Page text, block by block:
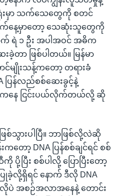
းမှာ သက်သေတွေကို စတင်
က်နေ့မှာတော့ သေဆုံးသူတွေကို
ရဲ ၁ ဦး အပါအဝင် အဓိက
တာ ဖြစ်ပါတယ်။ မြန်မာ
င်မျိုးသန့်ကတော့ တရားခံ
ပြန်လည်စစ်ဆေးခွင့်နဲ့
နေ ငြင်းပယ်လိုက်တယ်လို့ ဆို
စ်သွားပါပြီ။ ဘာဖြစ်လို့လဲဆို
တော့ DNA ပြန်စစ်ချင်ရင် စစ်
ြီး စစ်ပါလို့ ပြောပြီးတော့
ြုခဲ့လို့ရှိရင် နောက် ဒီလို DNA
ပဲ အစဉ်အလာအနေနဲ့ တောင်း